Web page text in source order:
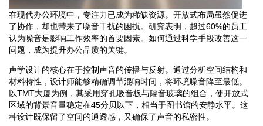
在现代办公环境中，专注力已成为稀缺资源。开放式布局虽然促进
了协作，却也带来了噪音干扰的困扰。研究表明，超过60%的员工
认为噪音是影响工作效率的首要因素。如何通过科学手段改善这一
问题，成为提升办公品质的关键。
声学设计的核心在于控制声音的传播与反射。通过分析空间结构和
材料特性，设计师能够精确调节混响时间，将环境噪音降至最低。
以TMT大厦为例，其采用穿孔吸音板与隔音玻璃的组合，使开放式
区域的背景音量稳定在45分贝以下，相当于图书馆的安静水平。这
种设计既保留了空间的通透感，又确保了声音的私密性。